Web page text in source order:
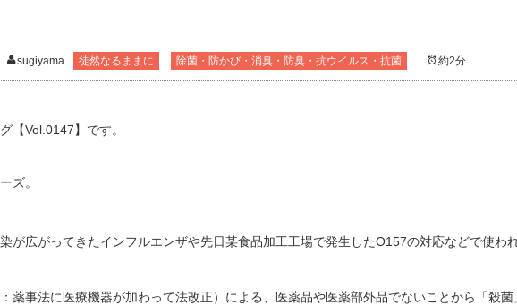
sugiyama 徒然なるままに 除菌・防かび・消臭・防臭・抗ウイルス・抗菌 約2分
【Vol.0147】です。
ズ。
が広がってきたインフルエンザや先日某食品加工工場で発生したO157の対応などで使わ
薬事法に医療機器が加わって法改正）による、医薬品や医薬部外品でないことから「殺